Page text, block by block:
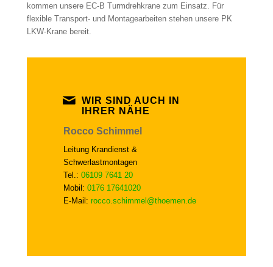
kommen unsere EC-B Turmdrehkrane zum Einsatz. Für
flexible Transport- und Montagearbeiten stehen unsere PK
LKW-Krane bereit.
WIR SIND AUCH IN
IHRER NÄHE
Rocco Schimmel
Leitung Krandienst &
Schwerlastmontagen
Tel.: 06109 7641 20
Mobil: 0176 17641020
E-Mail: rocco.schimmel@thoemen.de